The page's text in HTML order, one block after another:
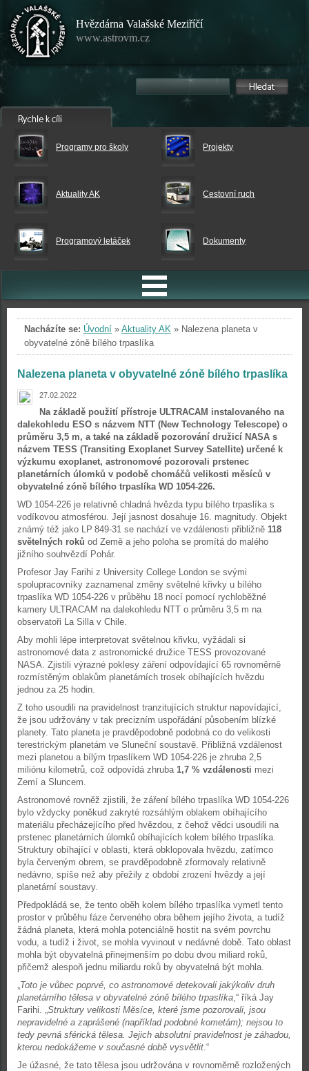
Hvězdárna Valašské Meziříčí
www.astrovm.cz
Programy pro školy Projekty
Aktuality AK Cestovní ruch
Programový letáček Dokumenty
Nacházíte se: Úvodní » Aktuality AK » Nalezena planeta v
obyvatelné zóně bílého trpaslíka
Nalezena planeta v obyvatelné zóně bílého trpaslíka
27.02.2022
Na základě použití přístroje ULTRACAM instalovaného na
dalekohledu ESO s názvem NTT (New Technology Telescope) o
průměru 3,5 m, a také na základě pozorování družicí NASA s
názvem TESS (Transiting Exoplanet Survey Satellite) určené k
výzkumu exoplanet, astronomové pozorovali prstenec
planetárních úlomků v podobě chomáčů velikosti měsíců v
obyvatelné zóně bílého trpaslíka WD 1054-226.
WD 1054-226 je relativně chladná hvězda typu bílého trpaslíka s
vodíkovou atmosférou. Její jasnost dosahuje 16. magnitudy. Objekt
známý též jako LP 849-31 se nachází ve vzdálenosti přibližně 118
světelných roků od Země a jeho poloha se promítá do malého
jižního souhvězdí Pohár.
Profesor Jay Farihi z University College London se svými
spolupracovníky zaznamenal změny světelné křivky u bílého
trpaslíka WD 1054-226 v průběhu 18 nocí pomocí rychloběžné
kamery ULTRACAM na dalekohledu NTT o průměru 3,5 m na
observatoři La Silla v Chile.
Aby mohli lépe interpretovat světelnou křivku, vyžádali si
astronomové data z astronomické družice TESS provozované
NASA. Zjistili výrazné poklesy záření odpovídající 65 rovnoměrně
rozmístěným oblakům planetárních trosek obíhajících hvězdu
jednou za 25 hodin.
Z toho usoudili na pravidelnost tranzitujících struktur napovídající,
že jsou udržovány v tak precizním uspořádání působením blízké
planety. Tato planeta je pravděpodobně podobná co do velikosti
terestrickým planetám ve Sluneční soustavě. Přibližná vzdálenost
mezi planetou a bílým trpaslíkem WD 1054-226 je zhruba 2,5
miliónu kilometrů, což odpovídá zhruba 1,7 % vzdálenosti mezi
Zemí a Sluncem.
Astronomové rovněž zjistili, že záření bílého trpaslíka WD 1054-226
bylo vždycky poněkud zakryté rozsáhlým oblakem obíhajícího
materiálu přecházejícího před hvězdou, z čehož vědci usoudili na
prstenec planetárních úlomků obíhajících kolem bílého trpaslíka.
Struktury obíhající v oblasti, která obklopovala hvězdu, zatímco
byla červeným obrem, se pravděpodobně zformovaly relativně
nedávno, spíše než aby přežily z období zrození hvězdy a její
planetární soustavy.
Předpokládá se, že tento oběh kolem bílého trpaslíka vymetl tento
prostor v průběhu fáze červeného obra během jejího života, a tudíž
žádná planeta, která mohla potenciálně hostit na svém povrchu
vodu, a tudíž i život, se mohla vyvinout v nedávné době. Tato oblast
mohla být obyvatelná přinejmenším po dobu dvou miliard roků,
přičemž alespoň jednu miliardu roků by obyvatelná být mohla.
„Toto je vůbec poprvé, co astronomové detekovali jakýkoliv druh
planetárního tělesa v obyvatelné zóně bílého trpaslíka,“ říká Jay
Farihi. „Struktury velikosti Měsíce, které jsme pozorovali, jsou
nepravidelné a zaprášené (například podobné kometám); nejsou to
tedy pevná sférická tělesa. Jejich absolutní pravidelnost je záhadou,
kterou nedokážeme v současné době vysvětlit.“
Je úžasné, že tato tělesa jsou udržována v rovnoměrně rozložených